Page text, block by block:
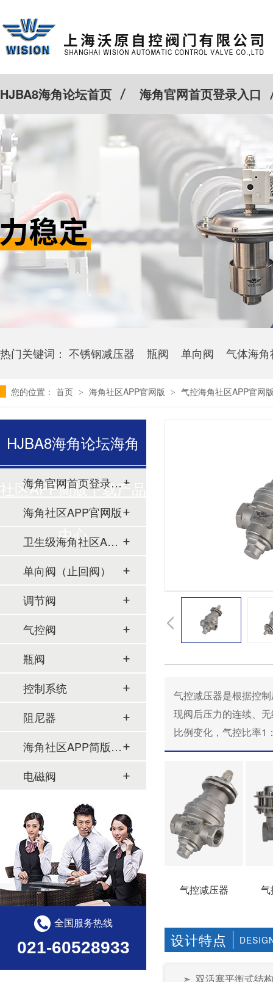
HJBA8海角论坛首页 海角官网首页登录入口
特殊定制 客户案例 Cv计算器
热门关键词： 不锈钢减压器 瓶阀 单向阀 气体海
您的位置： 首页 > 海角社区APP官网版 > 气控海角社区APP官网
气控减压器是根据控制
现阀后压力的连续、
比例变化，气控比率
气控减压器 气
设计特点
➣ 双活塞平衡式结构
HJBA8海角论坛海角
社区APP简版下载产品
中心
海角官网首页登录入口
海角社区APP官网版
卫生级海角社区APP简版下载
单向阀（止回阀）
调节阀
气控阀
瓶阀
控制系统
阻尼器
海角社区APP简版下载及管件
电磁阀
全国服务热线
021-60528933